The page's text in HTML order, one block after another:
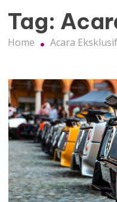
Tag:
Home Acara Eksklusif